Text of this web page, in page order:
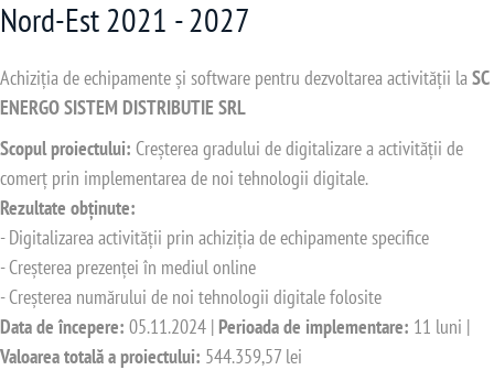
Nord-Est 2021 - 2027
Achiziția de echipamente și software pentru dezvoltarea activității laSC
ENERGO SISTEM DISTRIBUTIE SRL
Scopul proiectului: Creșterea gradului de digitalizare a activității de
comerț prin implementarea de noi tehnologii digitale.
Rezultate obținute:
- Digitalizarea activității prin achiziția de echipamente specifice
- Creșterea prezenței în mediul online
- Creșterea numărului de noi tehnologii digitale folosite
Data de începere: 05.11.2024 | Perioada de implementare: 11 luni |
Valoarea totală a proiectului: 544.359,57 lei